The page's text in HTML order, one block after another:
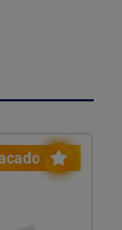
Destacado